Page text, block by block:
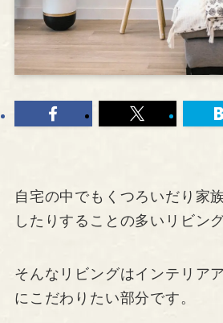
自宅の中でもくつろいだり家
したりすることの多いリビング
そんなリビングはインテリア
にこだわりたい部分です。